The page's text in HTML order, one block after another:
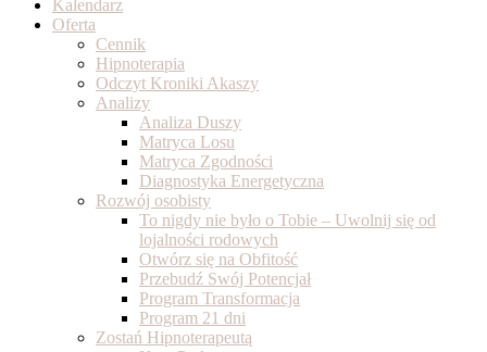
Kalendarz
Oferta
Cennik
Hipnoterapia
Odczyt Kroniki Akaszy
Analizy
Analiza Duszy
Matryca Losu
Matryca Zgodności
Diagnostyka Energetyczna
Rozwój osobisty
To nigdy nie było o Tobie – Uwolnij się od
lojalności rodowych
Otwórz się na Obfitość
Przebudź Swój Potencjał
Program Transformacja
Program 21 dni
Zostań Hipnoterapeutą